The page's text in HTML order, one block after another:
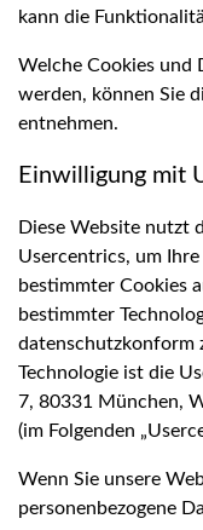
kann die
Welche Cookies und
werden, können Sie
entnehmen.
Einwilligung mit
Diese Website nutzt
Usercentrics, um
bestimmter Cookies
bestimmter
datenschutzkonform
Technologie ist die
7, 80331 München,
(im Folgenden
Wenn Sie unsere
personenbezogene